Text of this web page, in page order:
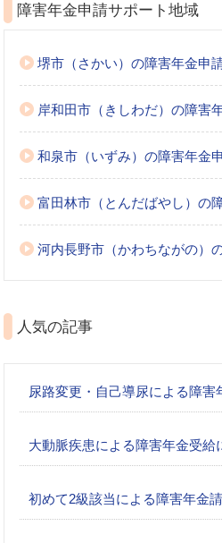
障害年金申請サポート地域
堺市（さかい）の障害年金申
岸和田市（きしわだ）の障害
和泉市（いずみ）の障害年金
富田林市（とんだばやし）の
河内長野市（かわちながの）
人気の記事
尿路変更・自己導尿による障害
大動脈疾患による障害年金受給
初めて2級該当による障害年金